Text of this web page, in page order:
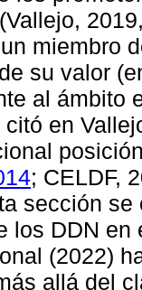
miembro
su valor
al ámbito
en
; CELDF,
sección
los DDN
(2022)
allá del